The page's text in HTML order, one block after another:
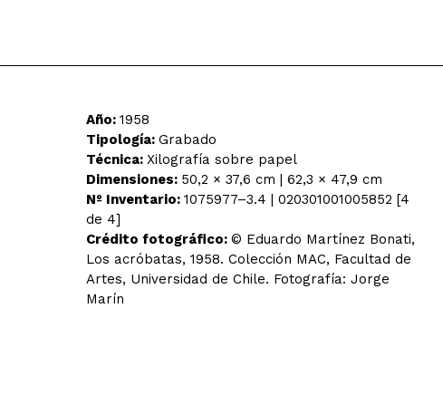
Año: 1958
Tipología: Grabado
Técnica: Xilografía sobre papel
Dimensiones: 50,2 × 37,6 cm | 62,3 × 47,9 cm
Nº Inventario: 1075977–3.4 | 020301001005852 [4
de 4]
Crédito fotográfico: © Eduardo Martínez Bonati,
Los acróbatas, 1958. Colección MAC, Facultad de
Artes, Universidad de Chile. Fotografía: Jorge
Marín